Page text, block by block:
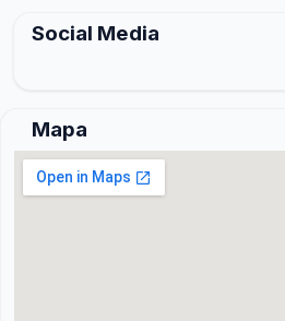
Social Media
Mapa